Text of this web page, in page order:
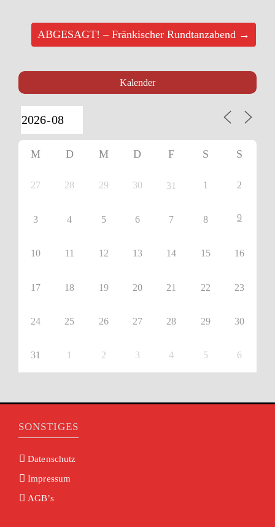
ABGESAGT! – Fränkischer Rundtanzabend →
Kalender
M D M D F S S
27 28 29 30 31 1 2
3 4 5 6 7 8 9
10 11 12 13 14 15 16
17 18 19 20 21 22 23
24 25 26 27 28 29 30
31 1 2 3 4 5 6
SONSTIGES
Datenschutz
Impressum
AGB’s